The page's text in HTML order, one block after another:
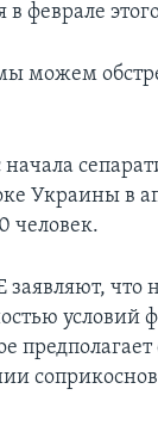
феврале
можем
Украины в
человек.
что
условий
предполагает